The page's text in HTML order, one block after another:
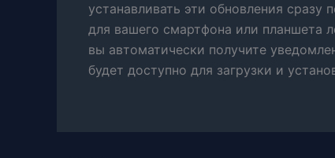
устанавливать эти обновления сразу
для вашего смартфона или планшета
вы автоматически получите
будет доступно для загрузки и